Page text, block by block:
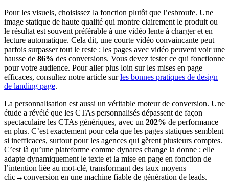
Pour les visuels, choisissez la fonction plutôt que l’esbroufe. Une
image statique de haute qualité qui montre clairement le produit ou
le résultat est souvent préférable à une vidéo lente à charger et en
lecture automatique. Cela dit, une courte vidéo convaincante peut
parfois surpasser tout le reste : les pages avec vidéo peuvent voir une
hausse de 86% des conversions. Vous devez tester ce qui fonctionne
pour votre audience. Pour aller plus loin sur les mises en page
efficaces, consultez notre article surles bonnes pratiques de design
de landing page.
La personnalisation est aussi un véritable moteur de conversion. Une
étude a révélé que les CTAs personnalisés dépassent de façon
spectaculaire les CTAs génériques, avec un 202% de performance
en plus. C’est exactement pour cela que les pages statiques semblent
si inefficaces, surtout pour les agences qui gèrent plusieurs comptes.
C’est là qu’une plateforme comme dynares change la donne : elle
adapte dynamiquement le texte et la mise en page en fonction de
l’intention liée au mot-clé, transformant des taux moyens
clic→conversion en une machine fiable de génération de leads.